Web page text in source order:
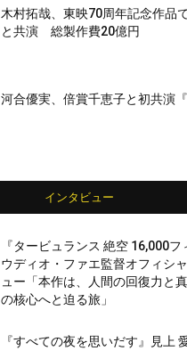
木村拓哉、東映70周年記念作品
と共演 総製作費20億円
河合優実、倍賞千恵子と初共演『
インタビュー
『タービュランス 絶空 16,000フ
ウディオ・ファエ監督オフィシ
ュー「本作は、人間の回復力と
の核心へと迫る旅」
『すべての夜を思いだす』見上